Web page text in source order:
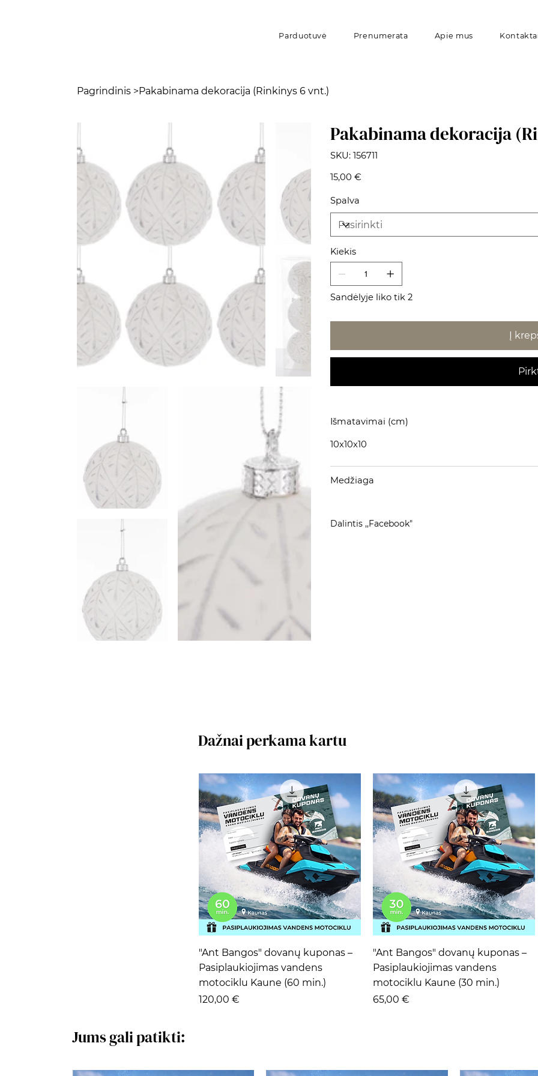
Parduotuvė Prenumerata Apie mus
Pagrindinis >Pakabinama dekoracija (Rinkinys 6 vnt.)
Pakabinama dekoracija
SKU: SKU
156711
156711
Kaina
15,00 €
Spalva
Kiekis
Sandėlyje liko tik 2
Į
Išmatavimai (cm)
10x10x10
Medžiaga
Dalintis ,,Facebook"
Dažnai perkama kartu
Greita peržiūra
"Ant Bangos" dovanų kuponas –
Pasiplaukiojimas vandens
motociklu Kaune (60 min.)
Kaina
120,00 €
Greita peržiūra
"Ant Bangos" dovanų kuponas –
Pasiplaukiojimas vandens
motociklu Kaune (30 min.)
Kaina
65,00 €
Jums gali patikti: